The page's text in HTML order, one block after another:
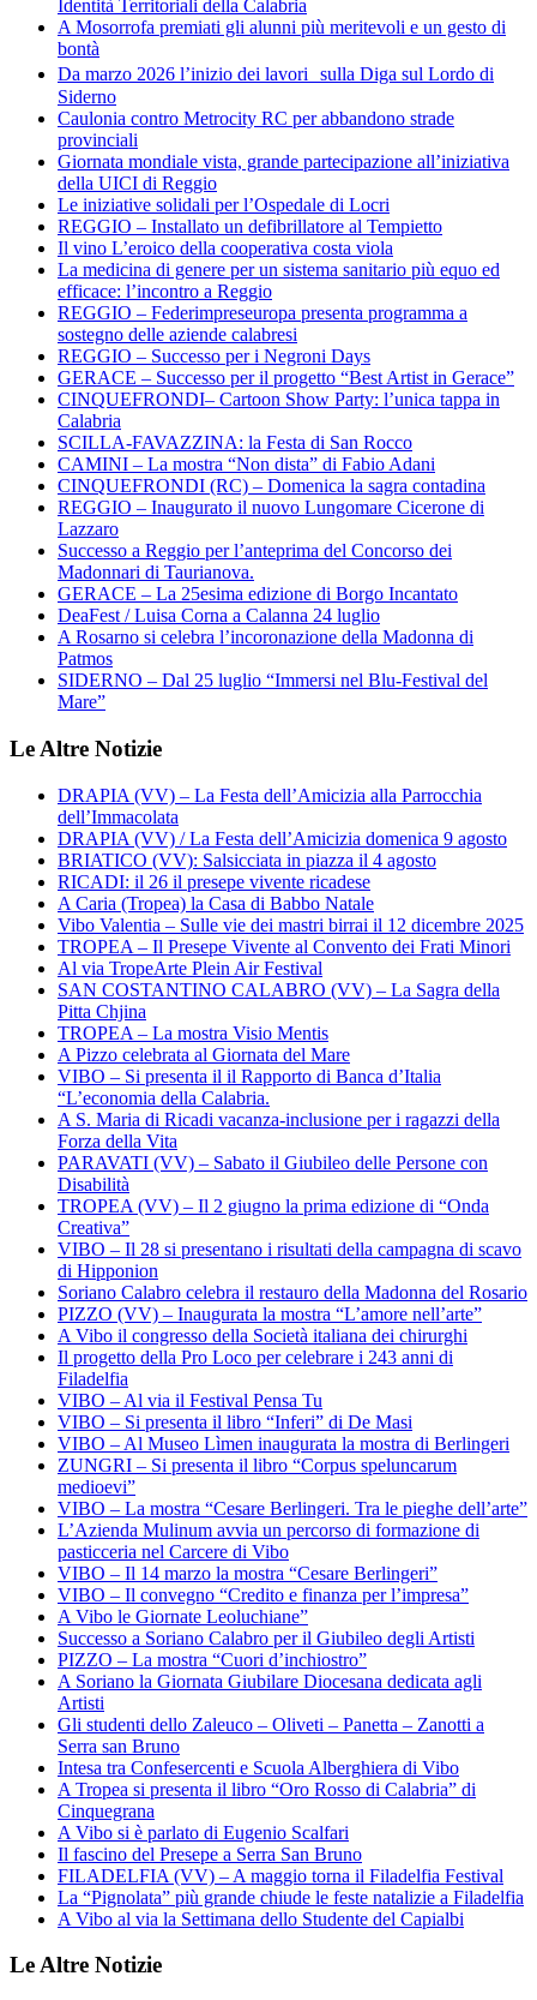
Identità Territoriali della Calabria
A Mosorrofa premiati gli alunni più meritevoli e un gesto di
bontà
Da marzo 2026 l’inizio dei lavori sulla Diga sul Lordo di
Siderno
Caulonia contro Metrocity RC per abbandono strade
provinciali
Giornata mondiale vista, grande partecipazione all’iniziativa
della UICI di Reggio
Le iniziative solidali per l’Ospedale di Locri
REGGIO – Installato un defibrillatore al Tempietto
Il vino L’eroico della cooperativa costa viola
La medicina di genere per un sistema sanitario più equo ed
efficace: l’incontro a Reggio
REGGIO – Federimpreseuropa presenta programma a
sostegno delle aziende calabresi
REGGIO – Successo per i Negroni Days
GERACE – Successo per il progetto “Best Artist in Gerace”
CINQUEFRONDI– Cartoon Show Party: l’unica tappa in
Calabria
SCILLA-FAVAZZINA: la Festa di San Rocco
CAMINI – La mostra “Non dista” di Fabio Adani
CINQUEFRONDI (RC) – Domenica la sagra contadina
REGGIO – Inaugurato il nuovo Lungomare Cicerone di
Lazzaro
Successo a Reggio per l’anteprima del Concorso dei
Madonnari di Taurianova.
GERACE – La 25esima edizione di Borgo Incantato
DeaFest / Luisa Corna a Calanna 24 luglio
A Rosarno si celebra l’incoronazione della Madonna di
Patmos
SIDERNO – Dal 25 luglio “Immersi nel Blu-Festival del
Mare”
Le Altre Notizie
DRAPIA (VV) – La Festa dell’Amicizia alla Parrocchia
dell’Immacolata
DRAPIA (VV) / La Festa dell’Amicizia domenica 9 agosto
BRIATICO (VV): Salsicciata in piazza il 4 agosto
RICADI: il 26 il presepe vivente ricadese
A Caria (Tropea) la Casa di Babbo Natale
Vibo Valentia – Sulle vie dei mastri birrai il 12 dicembre 2025
TROPEA – Il Presepe Vivente al Convento dei Frati Minori
Al via TropeArte Plein Air Festival
SAN COSTANTINO CALABRO (VV) – La Sagra della
Pitta Chjina
TROPEA – La mostra Visio Mentis
A Pizzo celebrata al Giornata del Mare
VIBO – Si presenta il il Rapporto di Banca d’Italia
“L’economia della Calabria.
A S. Maria di Ricadi vacanza-inclusione per i ragazzi della
Forza della Vita
PARAVATI (VV) – Sabato il Giubileo delle Persone con
Disabilità
TROPEA (VV) – Il 2 giugno la prima edizione di “Onda
Creativa”
VIBO – Il 28 si presentano i risultati della campagna di scavo
di Hipponion
Soriano Calabro celebra il restauro della Madonna del Rosario
PIZZO (VV) – Inaugurata la mostra “L’amore nell’arte”
A Vibo il congresso della Società italiana dei chirurghi
Il progetto della Pro Loco per celebrare i 243 anni di
Filadelfia
VIBO – Al via il Festival Pensa Tu
VIBO – Si presenta il libro “Inferi” di De Masi
VIBO – Al Museo Lìmen inaugurata la mostra di Berlingeri
ZUNGRI – Si presenta il libro “Corpus speluncarum
medioevi”
VIBO – La mostra “Cesare Berlingeri. Tra le pieghe dell’arte”
L’Azienda Mulinum avvia un percorso di formazione di
pasticceria nel Carcere di Vibo
VIBO – Il 14 marzo la mostra “Cesare Berlingeri”
VIBO – Il convegno “Credito e finanza per l’impresa”
A Vibo le Giornate Leoluchiane”
Successo a Soriano Calabro per il Giubileo degli Artisti
PIZZO – La mostra “Cuori d’inchiostro”
A Soriano la Giornata Giubilare Diocesana dedicata agli
Artisti
Gli studenti dello Zaleuco – Oliveti – Panetta – Zanotti a
Serra san Bruno
Intesa tra Confesercenti e Scuola Alberghiera di Vibo
A Tropea si presenta il libro “Oro Rosso di Calabria” di
Cinquegrana
A Vibo si è parlato di Eugenio Scalfari
Il fascino del Presepe a Serra San Bruno
FILADELFIA (VV) – A maggio torna il Filadelfia Festival
La “Pignolata” più grande chiude le feste natalizie a Filadelfia
A Vibo al via la Settimana dello Studente del Capialbi
Le Altre Notizie